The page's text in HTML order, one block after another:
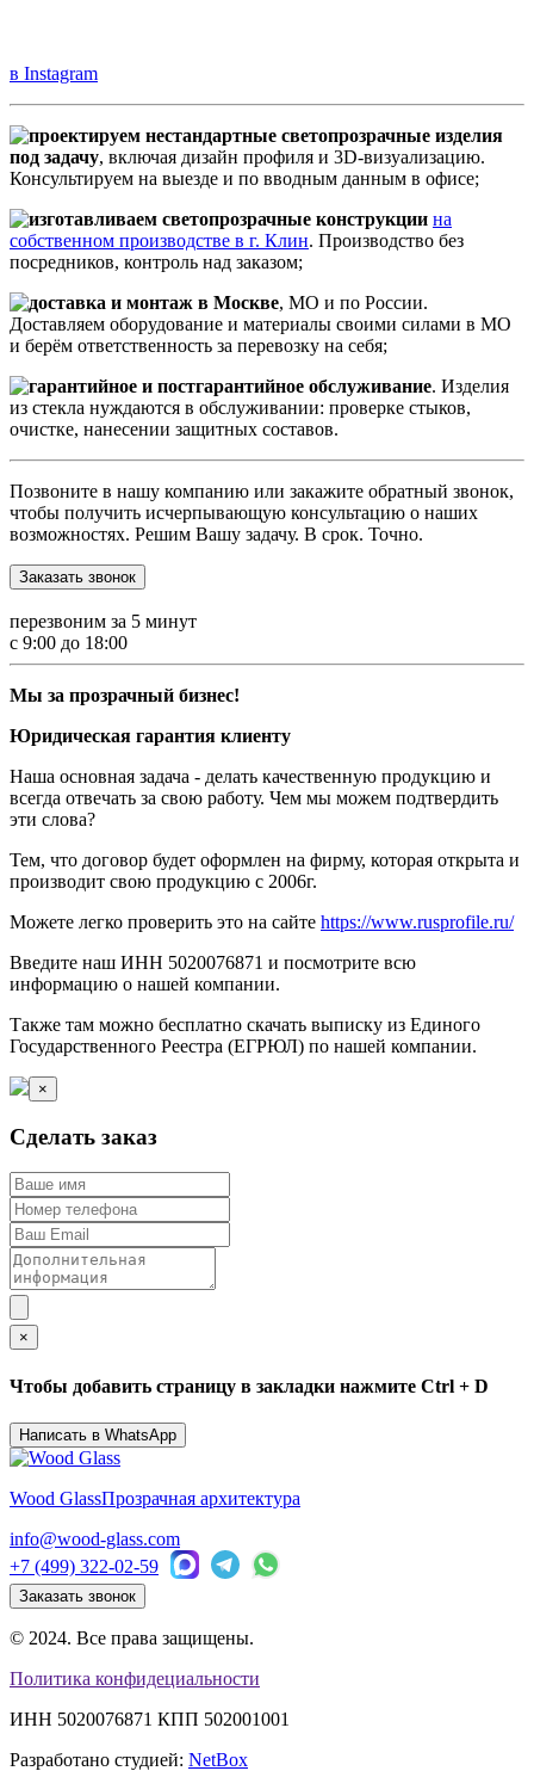
в Instagram
проектируем нестандартные светопрозрачные изделия
под задачу, включая дизайн профиля и 3D-визуализацию.
Консультируем на выезде и по вводным данным в офисе;
изготавливаем светопрозрачные конструкции на
собственном производстве в г. Клин. Производство без
посредников, контроль над заказом;
доставка и монтаж в Москве, МО и по России.
Доставляем оборудование и материалы своими силами в МО
и берём ответственность за перевозку на себя;
гарантийное и постгарантийное обслуживание. Изделия
из стекла нуждаются в обслуживании: проверке стыков,
очистке, нанесении защитных составов.
Позвоните в нашу компанию или закажите обратный звонок,
чтобы получить исчерпывающую консультацию о наших
возможностях. Решим Вашу задачу. В срок. Точно.
Заказать звонок
перезвоним за 5 минут
с 9:00 до 18:00
Мы за прозрачный бизнес!
Юридическая гарантия клиенту
Наша основная задача - делать качественную продукцию и
всегда отвечать за свою работу. Чем мы можем подтвердить
эти слова?
Тем, что договор будет оформлен на фирму, которая открыта и
производит свою продукцию с 2006г.
Можете легко проверить это на сайте https://www.rusprofile.ru/
Введите наш ИНН 5020076871 и посмотрите всю
информацию о нашей компании.
Также там можно бесплатно скачать выписку из Единого
Государственного Реестра (ЕГРЮЛ) по нашей компании.
×
Сделать заказ
×
Чтобы добавить страницу в закладки нажмите Ctrl + D
Написать в WhatsApp
Wood GlassПрозрачная архитектура
info@wood-glass.com
+7 (499) 322-02-59
Заказать звонок
© 2024. Все права защищены.
Политика конфидециальности
ИНН 5020076871 КПП 502001001
Разработано студией: NetBox